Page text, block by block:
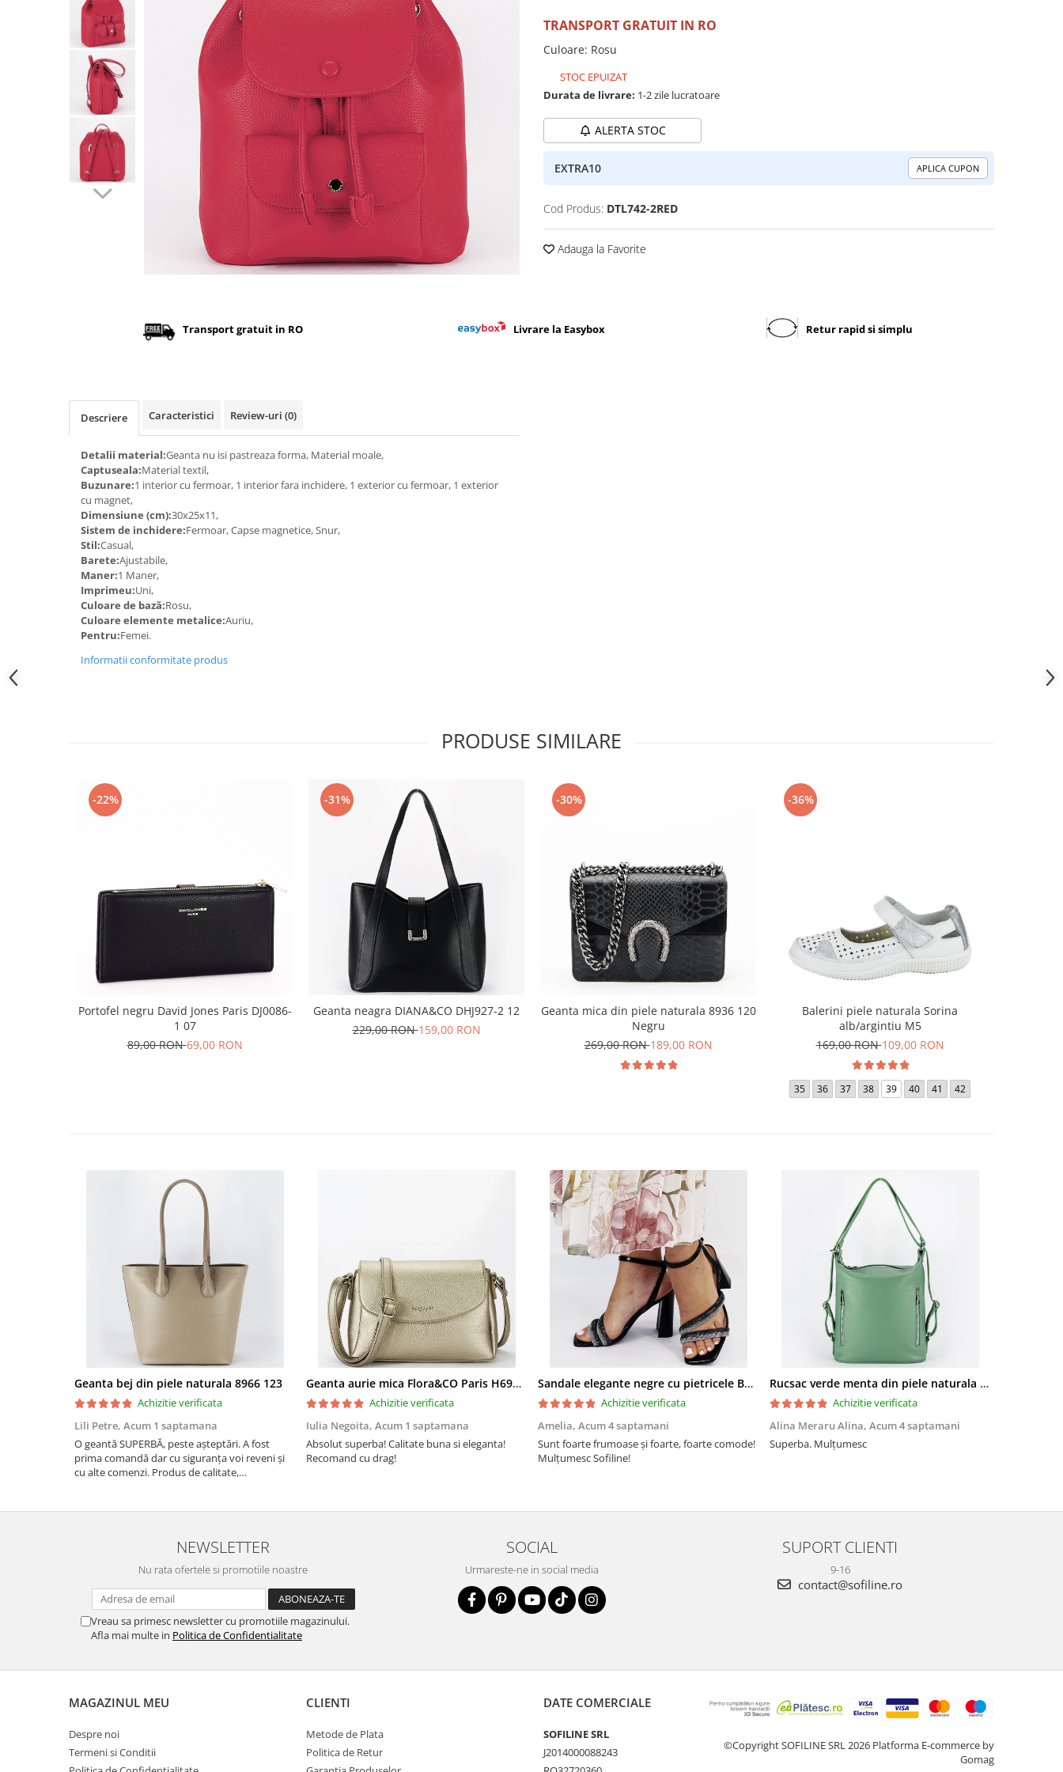
Incaltamine primavara-vara piele
Imbracaminte
Camasi si topuri
Blugi si pantaloni
Pulovere si cardigane
Incaltaminte toamna-iarna piele
TRANSPORT GRATUIT IN RO
Culoare: Rosu
STOC EPUIZAT
Durata de livrare: 1-2 zile lucratoare
ALERTA STOC
EXTRA10 APLICA CUPON
Cod Produs: DTL742-2RED
Adauga la Favorite
Transport gratuit in RO Livrare la Easybox Retur rapid si simplu
Descriere Caracteristici Review-uri (0)
Detalii material:Geanta nu isi pastreaza forma, Material moale,
Captuseala:Material textil,
Buzunare:1 interior cu fermoar, 1 interior fara inchidere, 1 exterior cu fermoar, 1 exterior
cu magnet,
Dimensiune (cm):30x25x11,
Sistem de inchidere:Fermoar, Capse magnetice, Snur,
Stil:Casual,
Barete:Ajustabile,
Maner:1 Maner,
Imprimeu:Uni,
Culoare de bază:Rosu,
Culoare elemente metalice:Auriu,
Pentru:Femei.
Informatii conformitate produs
PRODUSE SIMILARE
-22%
Portofel negru David Jones Paris DJ0086-
1 07
89,00 RON69,00 RON
-31%
Geanta neagra DIANA&CO DHJ927-2 12
229,00 RON159,00 RON
-30%
Geanta mica din piele naturala 8936 120
Negru
269,00 RON189,00 RON
-36%
Balerini piele naturala Sorina
alb/argintiu M5
169,00 RON109,00 RON
35 36 37 38 39 40 41 42
Geanta bej din piele naturala 8966 123
Achizitie verificata
Lili Petre, Acum 1 saptamana
O geantă SUPERBĂ, peste așteptări. A fost
prima comandă dar cu siguranța voi reveni și
cu alte comenzi. Produs de calitate,
SOFILINE!!!
Geanta aurie mica Flora&CO Paris H6930 16
Achizitie verificata
Iulia Negoita, Acum 1 saptamana
Absolut superba! Calitate buna si eleganta!
Recomand cu drag!
Sandale elegante negre cu pietricele BZF8778 M12
Achizitie verificata
Amelia, Acum 4 saptamani
Sunt foarte frumoase şi foarte, foarte comode!
Mulţumesc Sofiline!
Rucsac verde menta din piele naturala 2 in 1 Lucia 121
Achizitie verificata
Alina Meraru Alina, Acum 4 saptamani
Superba. Mulțumesc
NEWSLETTER
Nu rata ofertele si promotiile noastre
Vreau sa primesc newsletter cu promotiile magazinului.
Afla mai multe in Politica de Confidentialitate
SOCIAL
Urmareste-ne in social media
SUPORT CLIENTI
9-16
contact@sofiline.ro
MAGAZINUL MEU
Despre noi
Termeni si Conditii
CLIENTI
Metode de Plata
Politica de Retur
DATE COMERCIALE
SOFILINE SRL
J2014000088243
©Copyright SOFILINE SRL 2026 Platforma E-commerce by
Gomag